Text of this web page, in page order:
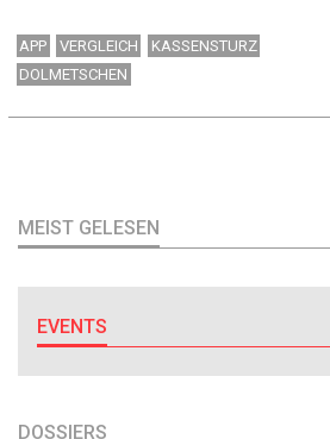
APP VERGLEICH
KASSENSTURZ
DOLMETSCHEN
MEIST GELESEN
EVENTS
DOSSIERS